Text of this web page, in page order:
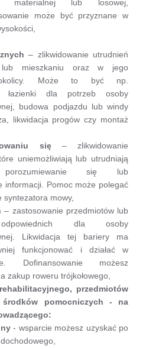
materialnej lub losowej,
może być przyznane w
– zlikwidowanie utrudnień
mieszkaniu oraz w jego
okolicy. Może to być np.
łazienki dla potrzeb osoby
budowa podjazdu lub windy
likwidacja progów czy montaż
się – zlikwidowanie
uniemożliwiają lub utrudniają
porozumiewanie się lub
informacji. Pomoc może polegać
syntezatora mowy,
– zastosowanie przedmiotów lub
dla osoby
Likwidacja tej bariery ma
funkcjonować i działać w
Dofinansowanie możesz
zakup roweru trójkołowego,
przedmiotów
pomocniczych - na
- wsparcie możesz uzyskać po